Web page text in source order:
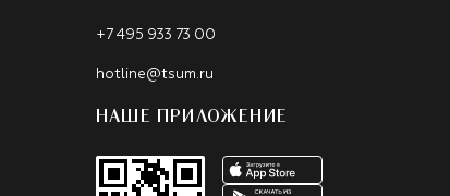
+7 495 933 73 00
hotline@tsum.ru
НАШЕ ПРИЛОЖЕНИЕ